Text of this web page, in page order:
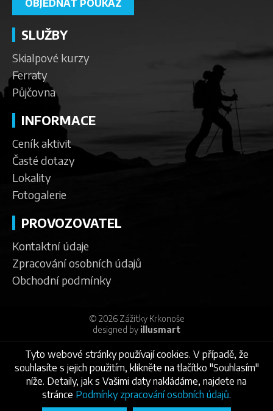
OBJEDNAT POUKAZ
SLUŽBY
Skialpové kurzy
Ferraty
Půjčovna
INFORMACE
Ceník aktivit
Časté dotazy
Lokality
Fotogalerie
PROVOZOVATEL
Kontaktní údaje
Zpracování osobních údajů
Obchodní podmínky
© 2026 Zážitky Krkonoše
designed by illusmart
Tyto webové stránky používají cookies. V případě, že
souhlasíte s jejich použitím, klikněte na tlačítko "Souhlasím"
níže. Detaily, jak s Vašimi daty nakládáme, najdete na
stránce Podmínky zpracování osobních údajů.